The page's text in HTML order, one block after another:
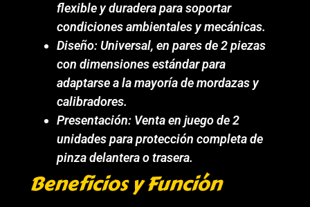
flexible y duradera para soportar
condiciones ambientales y mecánicas.
Diseño: Universal, en pares de 2 piezas
con dimensiones estándar para
adaptarse a la mayoría de mordazas y
calibradores.
Presentación: Venta en juego de 2
unidades para protección completa de
pinza delantera o trasera.
Beneficios y Función